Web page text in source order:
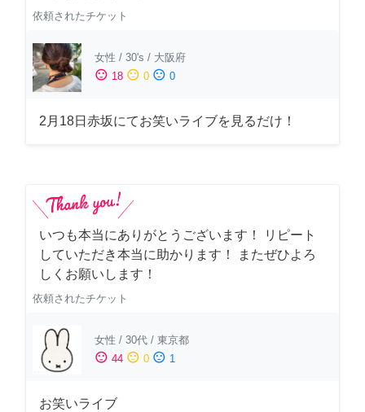
依頼されたチケット
女性 / 30's / 大阪府
sentiment_satisfied 18 sentiment_neutral 0 sentiment_dissatisfied 0
2月18日赤坂にてお笑いライブを見るだけ！
いつも本当にありがとうございます！ リピート
していただき本当に助かります！ またぜひよろ
しくお願いします！
依頼されたチケット
女性 / 30代 / 東京都
sentiment_satisfied 44 sentiment_neutral 0 sentiment_dissatisfied 1
お笑いライブ